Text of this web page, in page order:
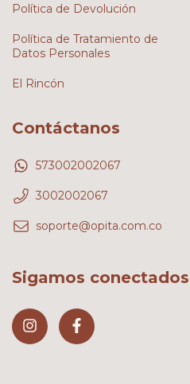
Política de Devolución
Política de Tratamiento de
Datos Personales
El Rincón
Contáctanos
573002002067
3002002067
soporte@opita.com.co
Sigamos conectados